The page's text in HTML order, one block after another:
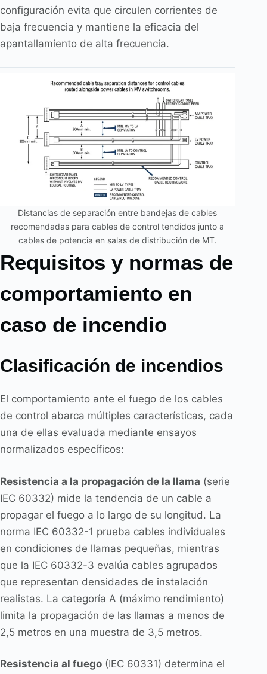
configuración evita que circulen corrientes de
baja frecuencia y mantiene la eficacia del
apantallamiento de alta frecuencia.
Distancias de separación entre bandejas de cables
recomendadas para cables de control tendidos junto a
cables de potencia en salas de distribución de MT.
Requisitos y normas de
comportamiento en
caso de incendio
Clasificación de incendios
El comportamiento ante el fuego de los cables
de control abarca múltiples características, cada
una de ellas evaluada mediante ensayos
normalizados específicos:
Resistencia a la propagación de la llama (serie
IEC 60332) mide la tendencia de un cable a
propagar el fuego a lo largo de su longitud. La
norma IEC 60332-1 prueba cables individuales
en condiciones de llamas pequeñas, mientras
que la IEC 60332-3 evalúa cables agrupados
que representan densidades de instalación
realistas. La categoría A (máximo rendimiento)
limita la propagación de las llamas a menos de
2,5 metros en una muestra de 3,5 metros.
Resistencia al fuego (IEC 60331) determina el